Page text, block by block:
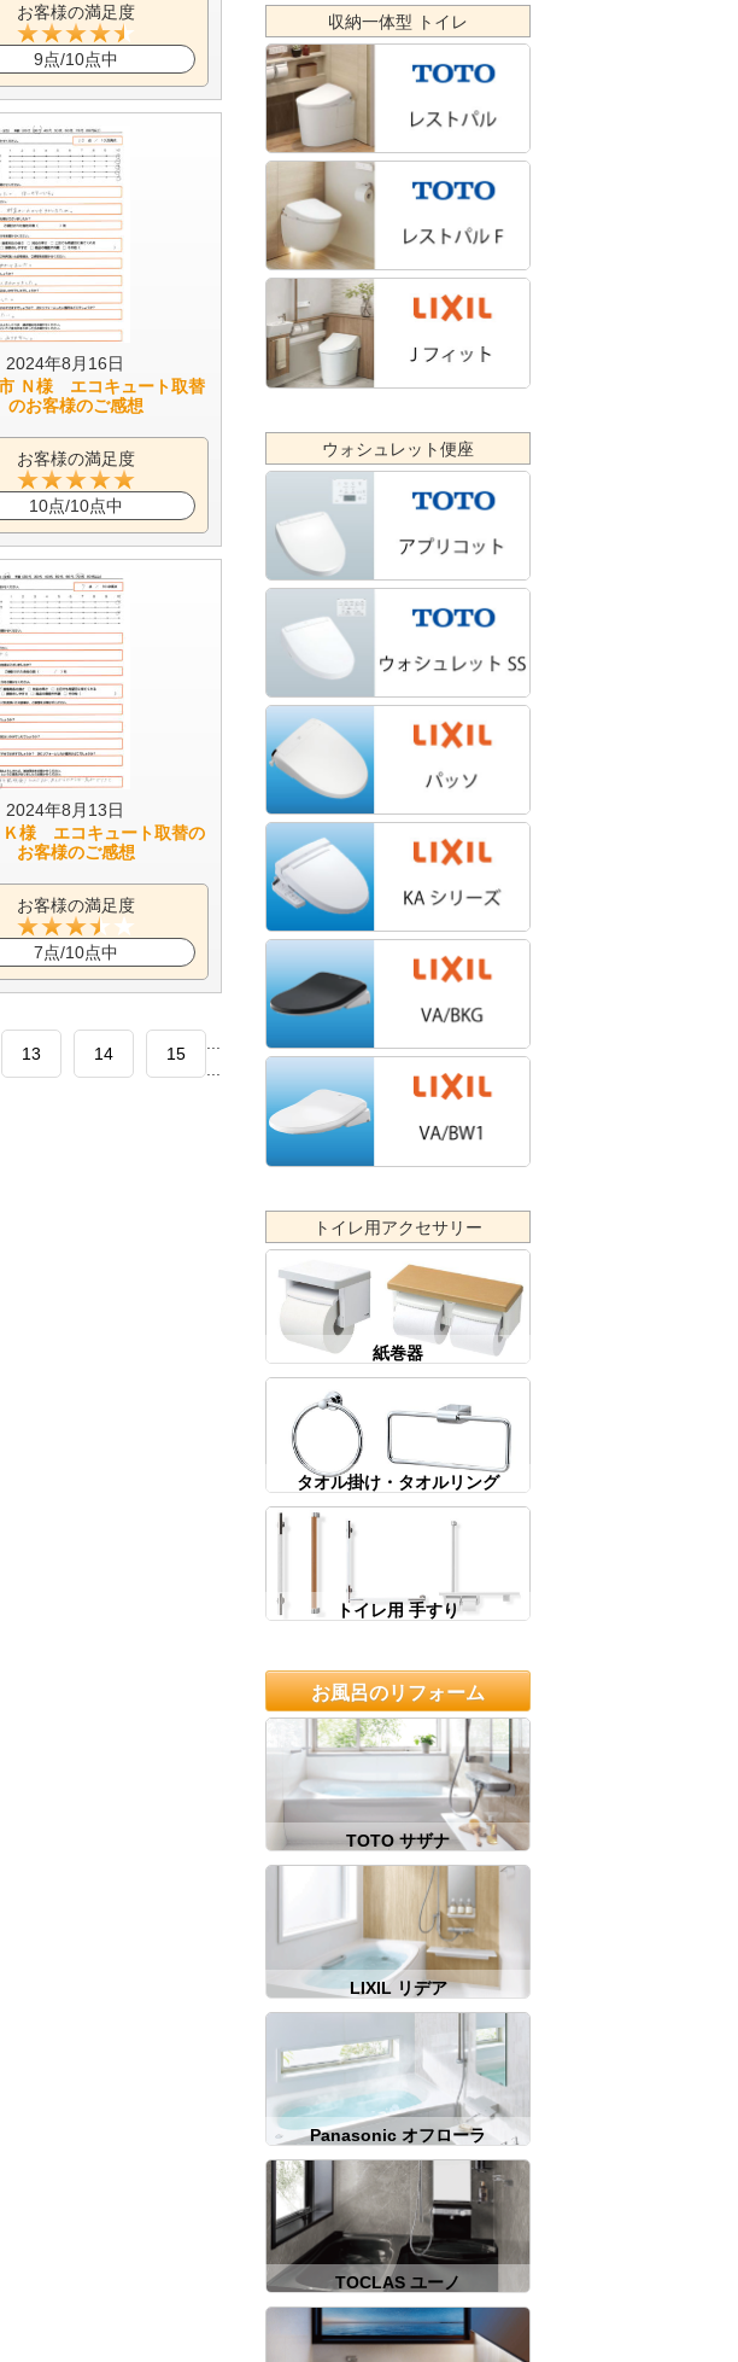
お客様の満足度
9点/10点中
2024年8月16日
Ｎ様 エコキュート取替
のお客様のご感想
お客様の満足度
10点/10点中
2024年8月13日
Ｋ様 エコキュート取替の
お客様のご感想
お客様の満足度
7点/10点中
13 14
15
収納一体型 トイレ
ウォシュレット便座
トイレ用アクセサリー
紙巻器
タオル掛け・タオルリング
トイレ用 手すり
お風呂のリフォーム
TOTO サザナ
LIXIL リデア
Panasonic オフローラ
TOCLAS ユーノ